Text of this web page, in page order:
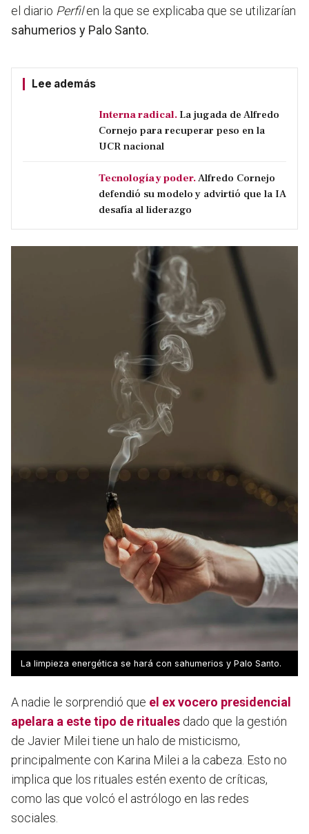
el diario Perfilen la que se explicaba que se utilizarían
sahumerios y Palo Santo.
Lee además
Interna radical. La jugada de Alfredo
Cornejo para recuperar peso en la
UCR nacional
Tecnología y poder.Alfredo Cornejo
defendió su modelo y advirtió que la IA
desafía al liderazgo
La limpieza energética se hará con sahumerios y Palo Santo.
A nadie le sorprendió que el ex vocero presidencial
apelara a este tipo de rituales dado que la gestión
de Javier Milei tiene un halo de misticismo,
principalmente con Karina Milei a la cabeza. Esto no
implica que los rituales estén exento de críticas,
como las que volcó el astrólogo en las redes
sociales.